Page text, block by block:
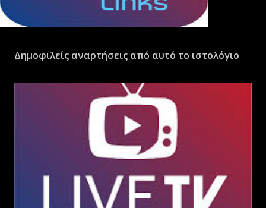
Δημοφιλείς αναρτήσεις από αυτό το ιστολόγιο